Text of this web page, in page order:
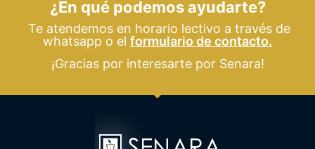
¿En qué podemos ayudarte?
Te atendemos en horario lectivo a través de
whatsapp o el formulario de contacto.
¡Gracias por interesarte por Senara!